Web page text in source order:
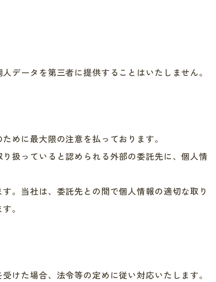
データを第三者に提供することはいたしません。
めに最大限の注意を払っております。
扱っていると認められる外部の委託先に、個人情
。当社は、委託先との間で個人情報の適切な取り
。
けた場合、法令等の定めに従い対応いたします。